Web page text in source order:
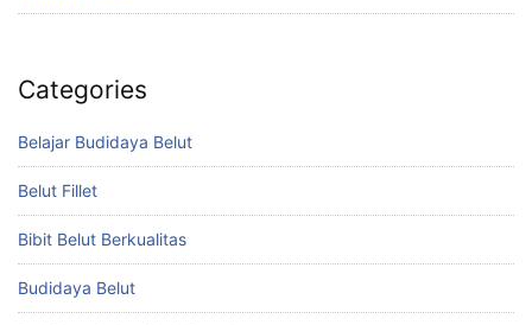
Categories
Belajar Budidaya Belut
Belut Fillet
Bibit Belut Berkualitas
Budidaya Belut